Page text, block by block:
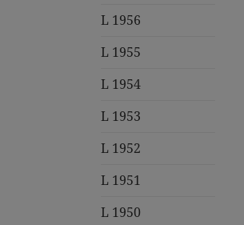
L 1956
L 1955
L 1954
L 1953
L 1952
L 1951
L 1950